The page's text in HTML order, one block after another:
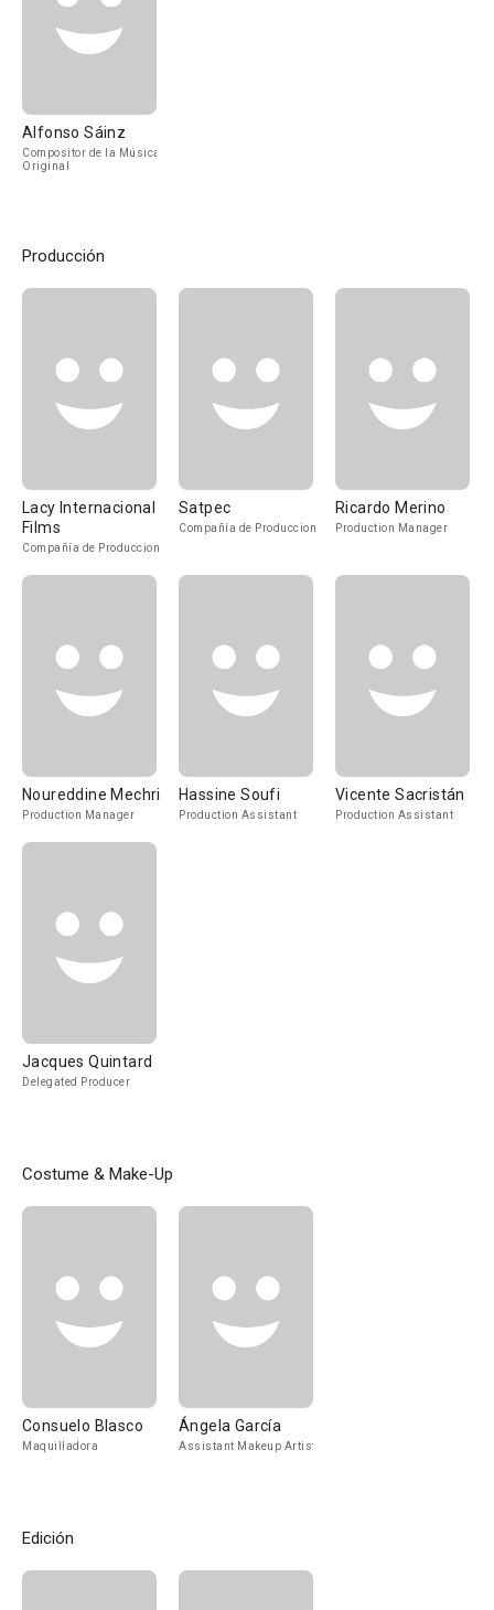
Alfonso Sáinz
Compositor de la Música
Original
Producción
Lacy Internacional
Films
Compañía de Produccion
Satpec
Compañía de Produccion
Ricardo Merino
Production Manager
Noureddine Mechri
Production Manager
Hassine Soufi
Production Assistant
Vicente Sacristán
Production Assistant
Jacques Quintard
Delegated Producer
Costume & Make-Up
Consuelo Blasco
Maquilladora
Ángela García
Assistant Makeup Artist
Edición